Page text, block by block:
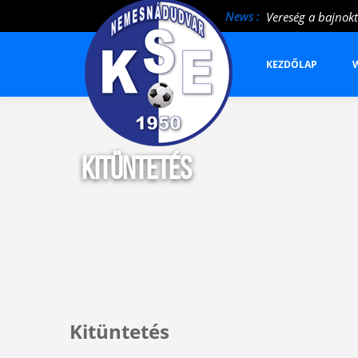
News : Vereség a
KEZDŐLAP
Kitüntetés
Kitüntetés